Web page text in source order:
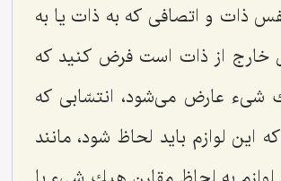
ذات و اتصافى كه به ذات یا به
خارج از ذات است فرض كنید كه
شیء عارض مى‌شود، انتسّابى كه
لوازم باید لحاظ شود، مانند